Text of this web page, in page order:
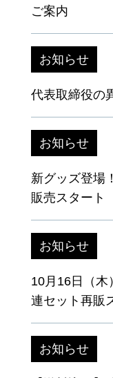
ご案内
お知らせ
代表取締役の
お知らせ
新グッズ登場
販売スタート
お知らせ
10月16日（木
連セット再販
お知らせ